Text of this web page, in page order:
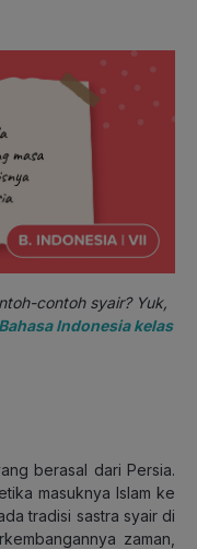
contoh syair? Yuk,
Bahasa Indonesia kelas
berasal dari Persia.
masuknya Islam ke
tradisi sastra syair di
zaman,